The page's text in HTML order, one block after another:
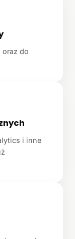
oraz do
i inne